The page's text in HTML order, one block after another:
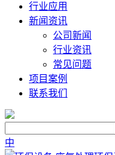
行业应用
新闻资讯
公司新闻
行业资讯
常见问题
项目案例
联系我们
中